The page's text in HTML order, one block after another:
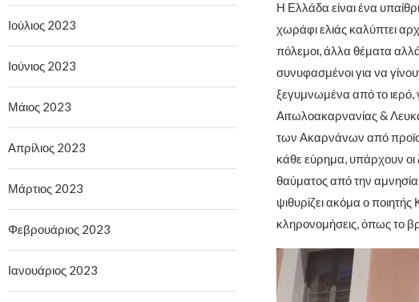
Η Ελλάδα είναι ένα
χωράφι ελιάς καλύπτει
πόλεμοι, άλλα θέματα
συνυφασμένοι για να
ξεγυμνωμένα από το ιερό,
Αιτωλοακαρνανίας &
των Ακαρνάνων από
κάθε εύρημα, υπάρχουν οι
θαύματος από την
ψιθυρίζει ακόμα ο
κληρονομήσεις, όπως το
Ιούλιος 2023
Ιούνιος 2023
Μάιος 2023
Απρίλιος 2023
Μάρτιος 2023
Φεβρουάριος 2023
Ιανουάριος 2023